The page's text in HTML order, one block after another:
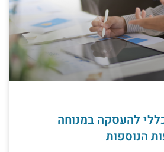
להעסקה במנוחה
הנוספות